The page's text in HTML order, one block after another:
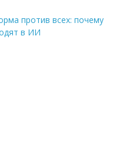
против всех: почему
в ИИ